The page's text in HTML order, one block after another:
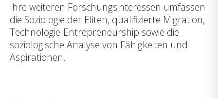
Ihre weiteren Forschungsinteressen umfassen
die Soziologie der Eliten, qualifizierte Migration,
Technologie-Entrepreneurship sowie die
soziologische Analyse von Fähigkeiten und
Aspirationen.